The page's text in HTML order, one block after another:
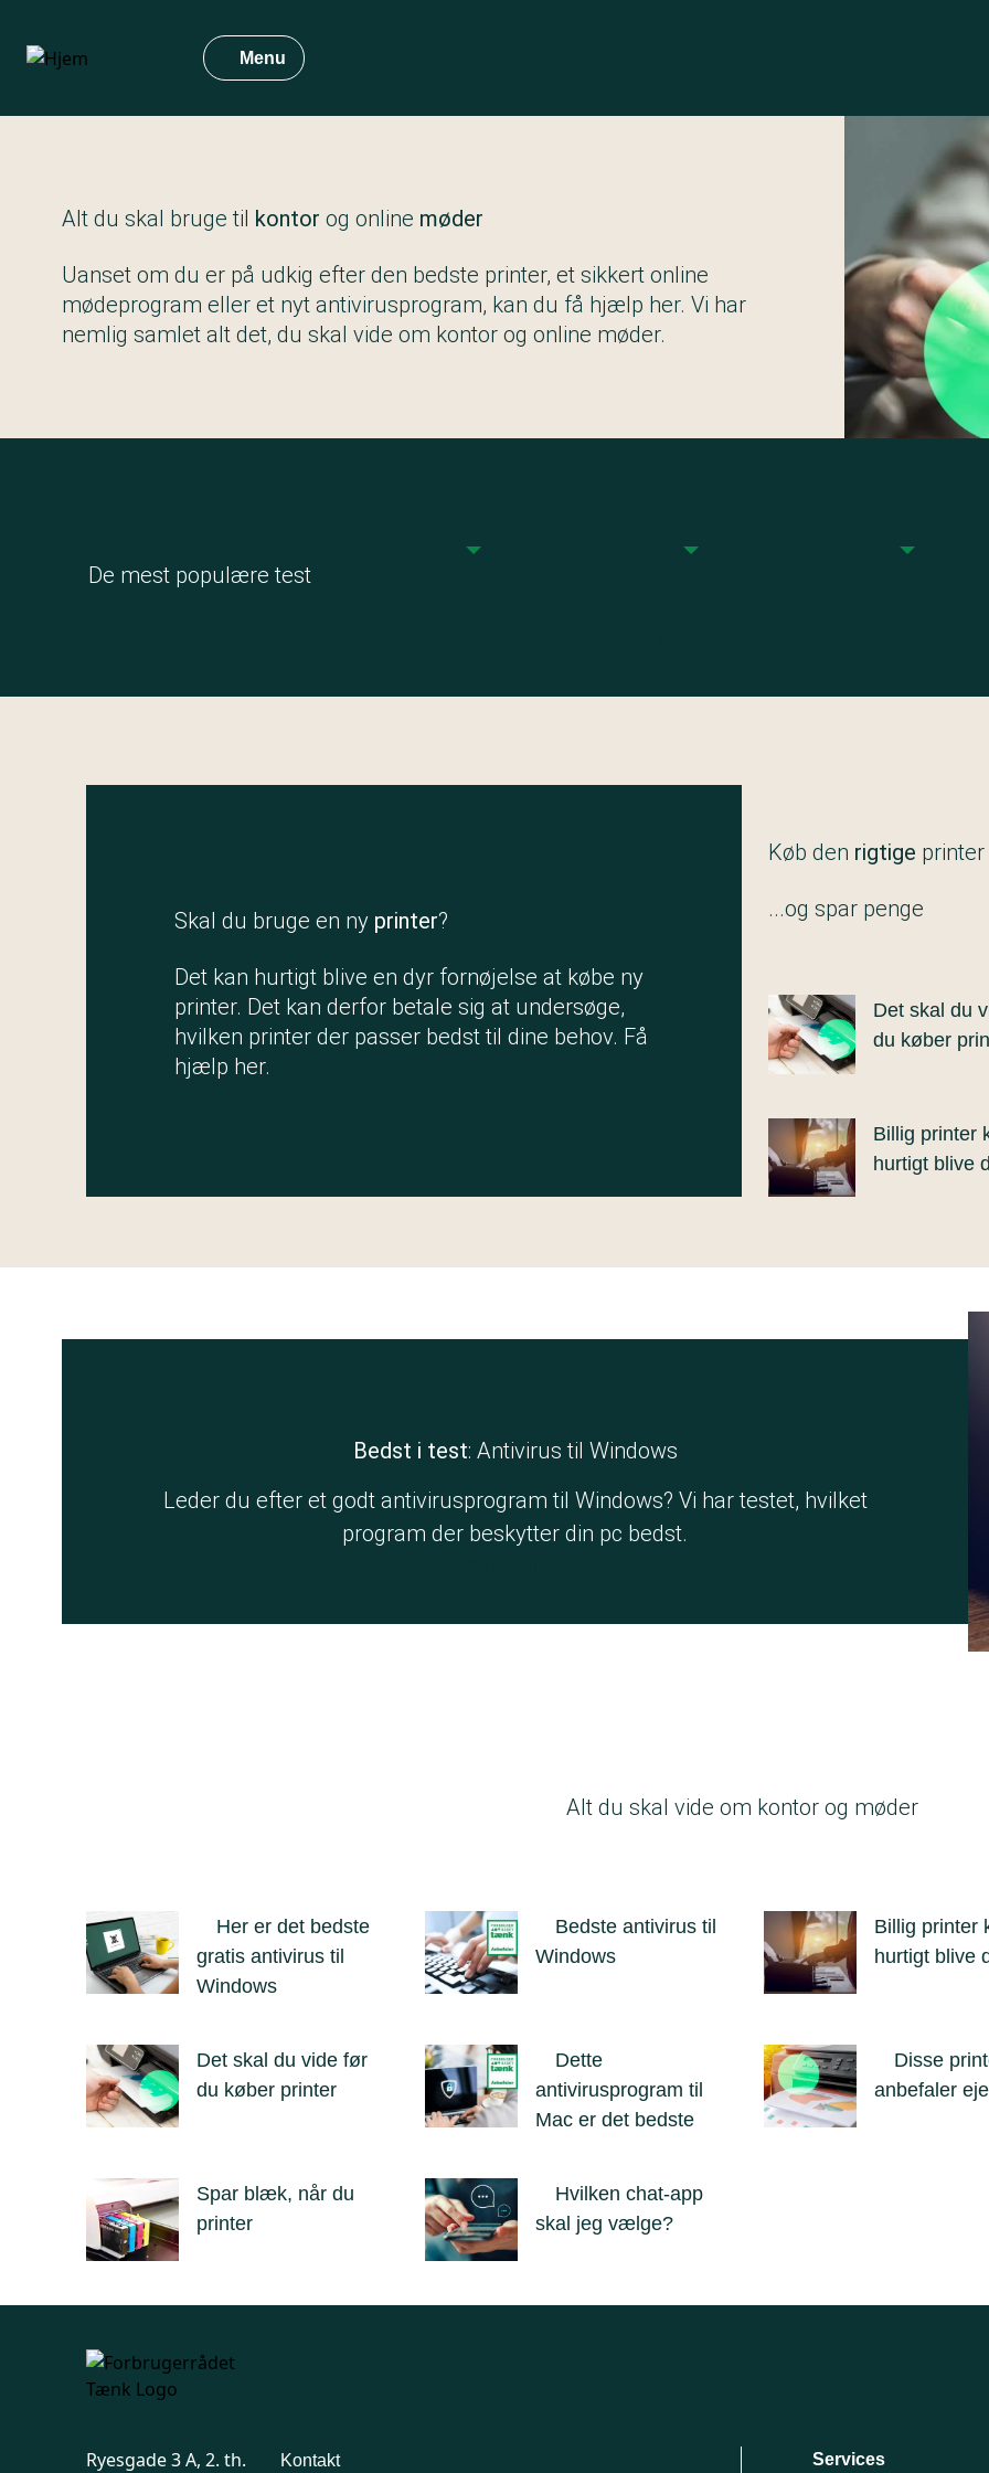
hovedindhold
Menu
Alt du skal bruge til kontor og online møder
Uanset om du er på udkig efter den bedste printer, et sikkert online
mødeprogram eller et nyt antivirusprogram, kan du få hjælp her. Vi har
nemlig samlet alt det, du skal vide om kontor og online møder.
De mest populære test
Skal du bruge en ny printer?
Det kan hurtigt blive en dyr fornøjelse at købe ny
printer. Det kan derfor betale sig at undersøge,
hvilken printer der passer bedst til dine behov. Få
hjælp her.
Køb den rigtige printer
...og spar penge
Det skal du
du køber
Billig printer
hurtigt blive
Bedst i test: Antivirus til Windows
Leder du efter et godt antivirusprogram til Windows? Vi har testet, hvilket
program der beskytter din pc bedst.
Alt du skal vide om kontor og møder
Her er det bedste
gratis antivirus til
Windows
Bedste antivirus til
Windows
Billig printer
hurtigt blive
Det skal du vide før
du køber printer
Dette
antivirusprogram til
Mac er det bedste
Disse
anbefaler
Spar blæk, når du
printer
Hvilken chat-app
skal jeg vælge?
Ryesgade 3 A, 2. th. Kontakt Services